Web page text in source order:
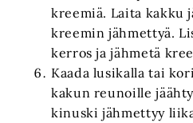
kreemiä. Laita kakku
kreemin jähmettyä.
kerros ja jähmetä
Kaada lusikalla tai
kakun reunoille
kinuski jähmettyy